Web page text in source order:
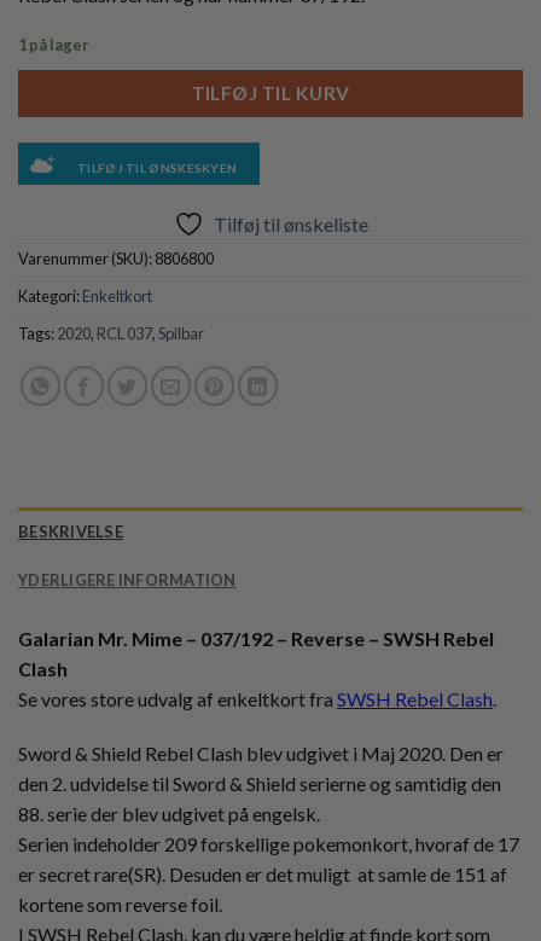
1 på lager
TILFØJ TIL KURV
TILFØJ TIL ØNSKESKYEN
Tilføj til ønskeliste
Varenummer (SKU):8806800
Kategori:Enkeltkort
Tags:2020, RCL 037,Spilbar
BESKRIVELSE
YDERLIGERE INFORMATION
Galarian Mr. Mime – 037/192 – Reverse – SWSH Rebel
Clash
Se vores store udvalg af enkeltkort fra SWSH Rebel Clash
Sword & Shield Rebel Clash blev udgivet i Maj 2020. Den er
den 2. udvidelse til Sword & Shield serierne og samtidig den
88. serie der blev udgivet på engelsk.
Serien indeholder 209 forskellige pokemonkort, hvoraf de 17
er secret rare(SR). Desuden er det muligt at samle de 151 af
kortene som reverse foil.
I SWSH Rebel Clash, kan du være heldig at finde kort som